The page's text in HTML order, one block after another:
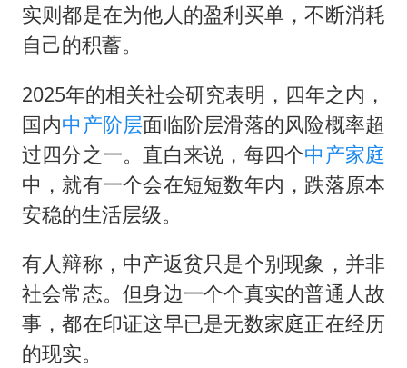
实则都是在为他人的盈利买单，不断消耗
自己的积蓄。
2025年的相关社会研究表明，四年之内，
国内中产阶层面临阶层滑落的风险概率超
过四分之一。直白来说，每四个中产家庭
中，就有一个会在短短数年内，跌落原本
安稳的生活层级。
有人辩称，中产返贫只是个别现象，并非
社会常态。但身边一个个真实的普通人故
事，都在印证这早已是无数家庭正在经历
的现实。